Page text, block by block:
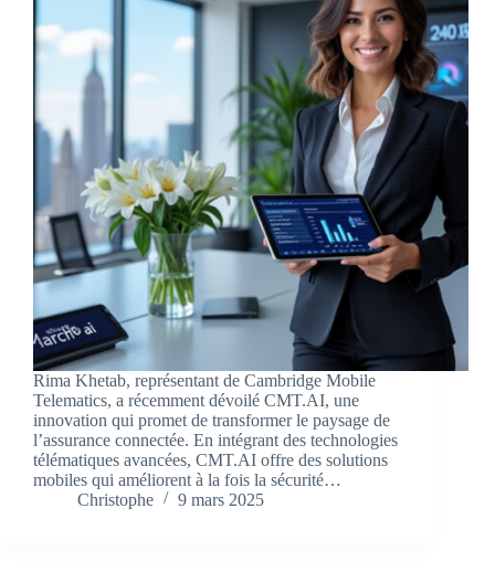
Rima Khetab, représentant de Cambridge Mobile
Telematics, a récemment dévoilé CMT.AI, une
innovation qui promet de transformer le paysage de
l’assurance connectée. En intégrant des technologies
télématiques avancées, CMT.AI offre des solutions
mobiles qui améliorent à la fois la sécurité…
Christophe
9 mars 2025